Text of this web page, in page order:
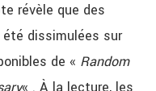
révèle que des
dissimulées sur
de « Random